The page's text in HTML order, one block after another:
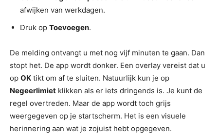
afwijken van werkdagen.
Druk op Toevoegen.
De melding ontvangt u met nog vijf minuten te gaan. Dan
stopt het. De app wordt donker. Een overlay vereist dat u
op OK tikt om af te sluiten. Natuurlijk kun je op
Negeerlimiet klikken als er iets dringends is. Je kunt de
regel overtreden. Maar de app wordt toch grijs
weergegeven op je startscherm. Het is een visuele
herinnering aan wat je zojuist hebt opgegeven.